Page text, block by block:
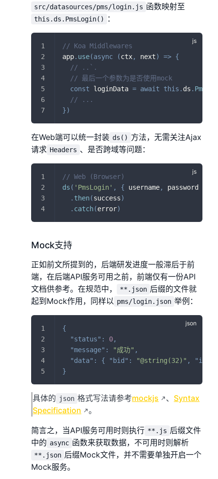
src/datasources/pms/login.js 函数映射至
this.ds.PmsLogin() ：
// Koa Middlewares
app. use(async (ctx, next) => {
// ..`.
// 最后一个参数为是否使用mock
const loginData = await this . ds .
// ...
})
在Web端可以统一封装 ds() 方法，无需关注Ajax
请求 Headers 、是否跨域等问题：
// Web (Browser)
ds ( 'PmsLogin' , { username, password
. then(success)
. catch(error)
Mock支持
正如前文所提到的，后端研发进度一般滞后于前
端，在后端API服务可用之前，前端仅有一份API
文档供参考。在规范中，
**.json 后缀的文件就
起到Mock作用，同样以 pms/login.json 举例：
{
"status" : 0,
"message" : "成功" ,
"data" : { "bid" : "@string(32)" ,
}
具体的 json 格式写法请参考mockjs 、 Syntax
Specification
。
简言之，当API服务可用时则执行 **.js 后缀文件
中的 async 函数来获取数据，不可用时则解析
**.json 后缀Mock文件，并不需要单独开启一个
Mock服务。